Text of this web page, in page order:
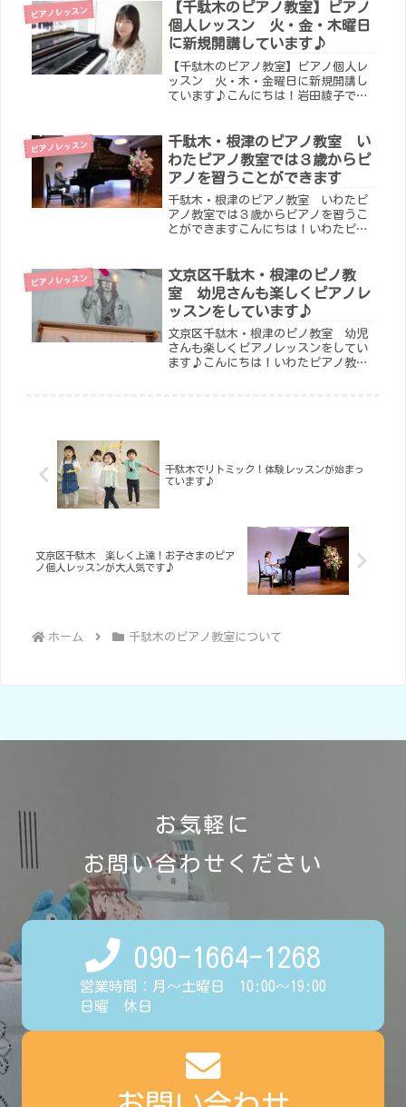
さんの上がお教室です。保護者の皆さ
まと生徒の皆さまからいただいた感想
を...
ピアノレッスン
【千駄木のピアノ教室】ピアノ
個人レッスン 火・金・木曜日
に新規開講しています♪
【千駄木のピアノ教室】ピアノ個人レ
ッスン 火・木・金曜日に新規開講し
ています♪こんにちは！岩田綾子で
個人レッスンは、３歳頃から受講する
ことができます。最近は、大人の生徒
さん...
ピアノレッスン
千駄木・根津のピアノ教室 い
わたピアノ教室では３歳からピ
アノを習うことができます
千駄木・根津のピアノ教室 いわたピ
アノ教室では３歳からピアノを習うこ
とができますこんにちは！いわたピア
楽しみにしています♪いわたピアノ教
室では、月曜日から日曜日にピアノの
個...
ピアノレッスン
文京区千駄木・根津のピノ教
室 幼児さんも楽しくピアノレ
ッスンをしています♪
文京区千駄木・根津のピノ教室 幼児
さんも楽しくピアノレッスンをしてい
ます♪こんにちは！いわたピアノ教室
千駄木でリトミック！体験レッスンが始まっ
ています♪
文京区千駄木 楽しく上達！お子さまのピア
ノ個人レッスンが大人気です♪
ホーム 千駄木のピアノ教室について
お気軽に
お問い合わせください
090-1664-1268
営業時間：月～土曜日 10:00～19:00
日曜 休日